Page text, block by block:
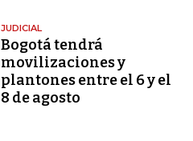
JUDICIAL
Bogotá tendrá
movilizaciones y
plantones entre el 6 y el
8 de agosto